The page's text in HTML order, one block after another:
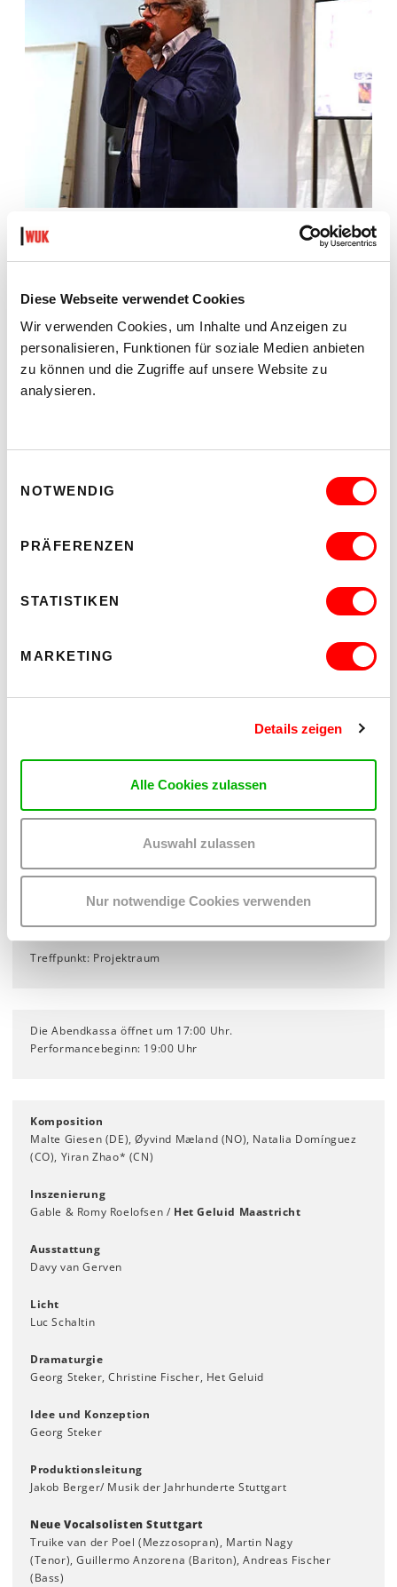
Diese Webseite verwendet Cookies
Wir verwenden Cookies, um Inhalte und Anzeigen zu
personalisieren, Funktionen für soziale Medien anbieten
zu können und die Zugriffe auf unsere Website zu
analysieren.
NOTWENDIG
PRÄFERENZEN
STATISTIKEN
MARKETING
Details zeigen
Alle Cookies zulassen
Auswahl zulassen
Nur notwendige Cookies verwenden
Vorstellung ein Künstler_innengespräch mit den vier
Treffpunkt: Projektraum
Die Abendkassa öffnet um 17:00 Uhr.
Performancebeginn: 19:00 Uhr
Komposition
Malte Giesen (DE), Øyvind Mæland (NO), Natalia Domínguez
(CO), Yiran Zhao* (CN)
Inszenierung
Gable & Romy Roelofsen / Het Geluid Maastricht
Ausstattung
Davy van Gerven
Licht
Luc Schaltin
Dramaturgie
Georg Steker, Christine Fischer, Het Geluid
Idee und Konzeption
Georg Steker
Produktionsleitung
Jakob Berger/ Musik der Jahrhunderte Stuttgart
Neue Vocalsolisten Stuttgart
Truike van der Poel (Mezzosopran), Martin Nagy
(Tenor), Guillermo Anzorena (Bariton), Andreas Fischer
(Bass)